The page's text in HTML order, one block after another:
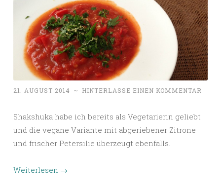
21. AUGUST 2014 ~ HINTERLASSE EINEN KOMMENTAR
Shakshuka habe ich bereits als Vegetarierin geliebt
und die vegane Variante mit abgeriebener Zitrone
und frischer Petersilie überzeugt ebenfalls.
Weiterlesen →